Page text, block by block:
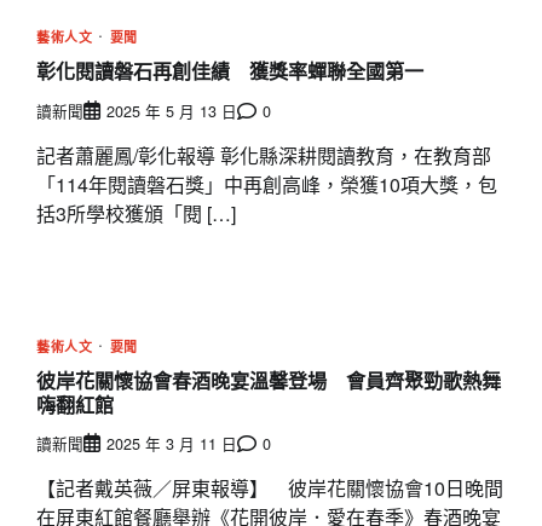
藝術人文 要聞
彰化閱讀磐石再創佳績 獲獎率蟬聯全國第一
讀新聞 2025 年 5 月 13 日 0
記者蕭麗鳳/彰化報導 彰化縣深耕閱讀教育，在教育部
「114年閱讀磐石獎」中再創高峰，榮獲10項大獎，包
括3所學校獲頒「閱 […]
藝術人文 要聞
彼岸花關懷協會春酒晚宴溫馨登場 會員齊聚勁歌熱舞
嗨翻紅館
讀新聞 2025 年 3 月 11 日 0
【記者戴英薇／屏東報導】 彼岸花關懷協會10日晚間
在屏東紅館餐廳舉辦《花開彼岸．愛在春季》春酒晚宴